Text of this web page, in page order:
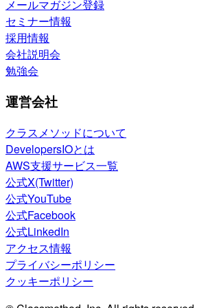
メールマガジン登録
セミナー情報
採用情報
会社説明会
勉強会
運営会社
クラスメソッドについて
DevelopersIOとは
AWS支援サービス一覧
公式X(Twitter)
公式YouTube
公式Facebook
公式LinkedIn
アクセス情報
プライバシーポリシー
クッキーポリシー